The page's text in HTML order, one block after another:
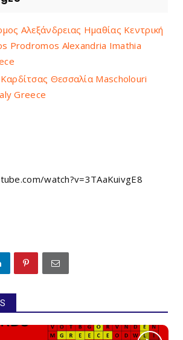
Αλεξάνδρειας Ημαθίας Κεντρική
Prodromos Alexandria Imathia
Θεσσαλία Mascholouri
Greece
watch?v=3TAaKuivgE8